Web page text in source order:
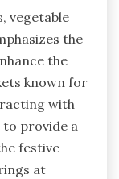
vegetable
the
the
known for
with
to provide a
festive
at